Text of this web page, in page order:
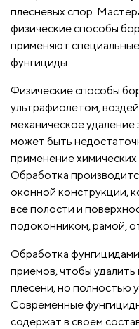
плесневых спор.
физические способы
применяют
фунгициды.
Физические способы
ультрафиолетом,
механическое
может быть
применение
Обработка
оконной конструкции,
все полости и
подоконником, рамой,
Обработка
приемов, чтобы
плесени, но полностью
Современные
содержат в своем